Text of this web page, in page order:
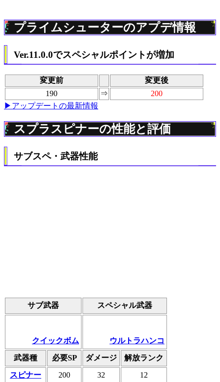
プライムシューターのアプデ情報
Ver.11.0.0でスペシャルポイントが増加
変更前
変更後
190
⇒
200
▶アップデートの最新情報
スプラスピナーの性能と評価
サブスペ・武器性能
サブ武器 スペシャル武器
クイックボム ウルトラハンコ
武器種 必要SP ダメージ 解放ランク
スピナー 200 32 12